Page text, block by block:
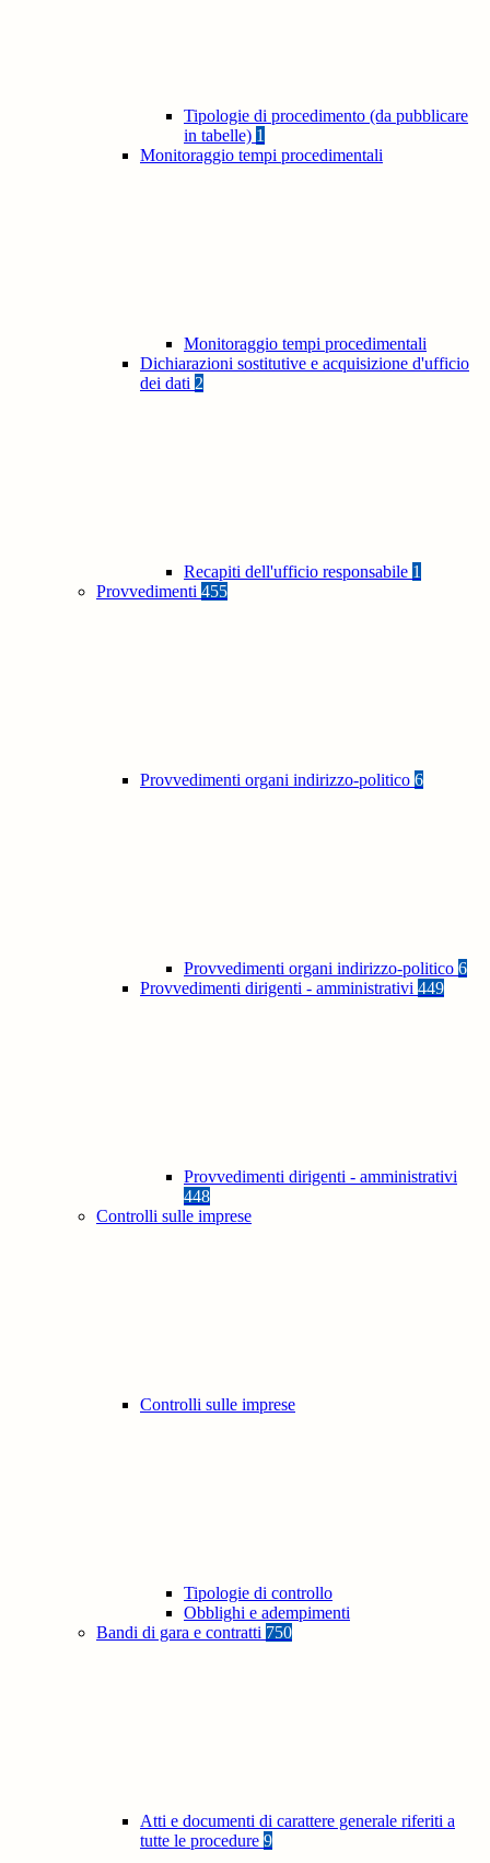
Tipologie di procedimento (da pubblicare
in tabelle) 1
Monitoraggio tempi procedimentali
Monitoraggio tempi procedimentali
Dichiarazioni sostitutive e acquisizione d'ufficio
dei dati 2
Recapiti dell'ufficio responsabile 1
Provvedimenti 455
Provvedimenti organi indirizzo-politico 6
Provvedimenti organi indirizzo-politico 6
Provvedimenti dirigenti - amministrativi 449
Provvedimenti dirigenti - amministrativi
448
Controlli sulle imprese
Controlli sulle imprese
Tipologie di controllo
Obblighi e adempimenti
Bandi di gara e contratti 750
Atti e documenti di carattere generale riferiti a
tutte le procedure 9